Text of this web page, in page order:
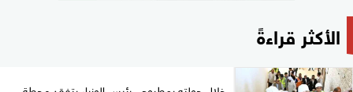
الأكثر قراءةً